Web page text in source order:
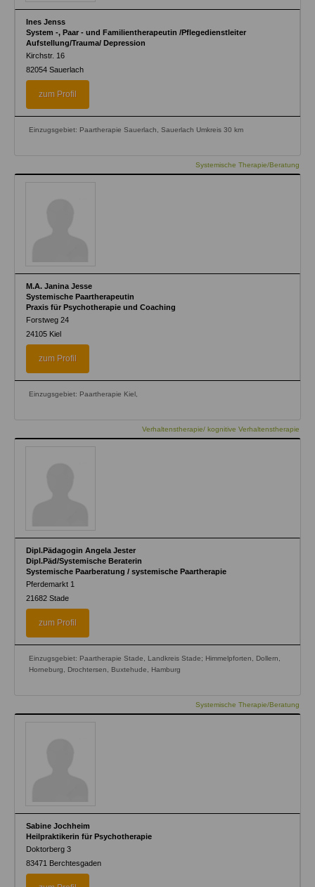
Ines Jenss
System -, Paar - und Familientherapeutin /Pflegedienstleiter
Aufstellung/Trauma/ Depression
Kirchstr. 16
82054 Sauerlach
zum Profil
Einzugsgebiet: Paartherapie Sauerlach, Sauerlach Umkreis 30 km
Systemische Therapie/Beratung
M.A. Janina Jesse
Systemische Paartherapeutin
Praxis für Psychotherapie und Coaching
Forstweg 24
24105 Kiel
zum Profil
Einzugsgebiet: Paartherapie Kiel,
Verhaltenstherapie/ kognitive Verhaltenstherapie
Dipl.Pädagogin Angela Jester
Dipl.Päd/Systemische Beraterin
Systemische Paarberatung / systemische Paartherapie
Pferdemarkt 1
21682 Stade
zum Profil
Einzugsgebiet: Paartherapie Stade, Landkreis Stade; Himmelpforten, Dollern,
Horneburg, Drochtersen, Buxtehude, Hamburg
Systemische Therapie/Beratung
Sabine Jochheim
Heilpraktikerin für Psychotherapie
Doktorberg 3
83471
Berchtesgaden